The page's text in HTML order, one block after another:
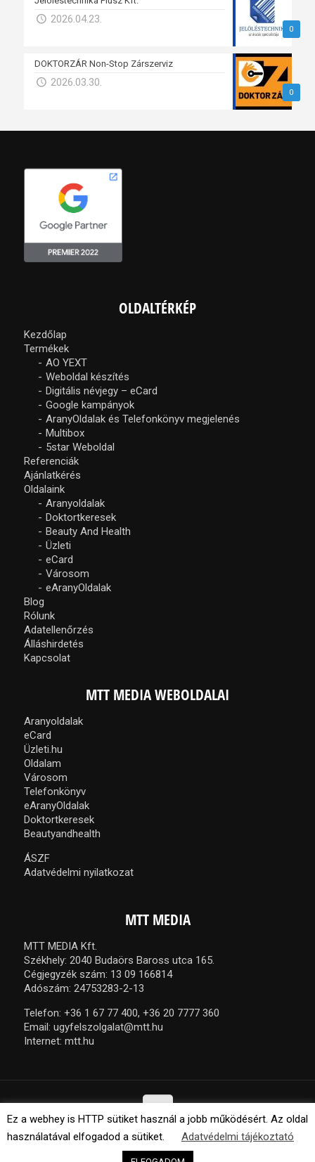
0
2026.04.23.
0
DOKTORZÁR Non-Stop Zárszerviz
2026.03.30.
OLDALTÉRKÉP
Kezdőlap
Termékek
AO YEXT
Weboldal készítés
Digitális névjegy – eCard
Google kampányok
AranyOldalak és Telefonkönyv megjelenés
Multibox
5star Weboldal
Referenciák
Ajánlatkérés
Oldalaink
Aranyoldalak
Doktortkeresek
Beauty And Health
Üzleti
eCard
Városom
eAranyOldalak
Blog
Rólunk
Adatellenőrzés
Álláshirdetés
Kapcsolat
MTT MEDIA WEBOLDALAI
Aranyoldalak
eCard
Üzleti.hu
Oldalam
Városom
Telefonkönyv
eAranyOldalak
Doktortkeresek
Beautyandhealth
ÁSZF
Adatvédelmi nyilatkozat
MTT MEDIA
MTT MEDIA Kft.
Székhely: 2040 Budaörs Baross utca 165.
Cégjegyzék szám: 13 09 166814
Adószám: 24753283-2-13
Telefon: +36 1 67 77 400, +36 20 7777 360
Email: ugyfelszolgalat@mtt.hu
Internet: mtt.hu
© 2021 MTT Media Kft. Minden jog fenntartva.
Ez a webhey is HTTP sütiket használ a jobb működésért. Az oldal
használatával elfogadod a sütiket.
Adatvédelmi tájékoztató